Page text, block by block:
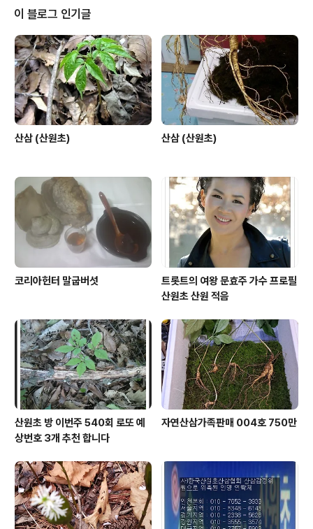
6 누가 나와 춤추고 싶어도 누가 나와 노래하고파도 누가
됐든 같이 할 수 있어 Oh-o-o * 6 누구이건 (black * 4)
어디에서 살 건 (white * 4) 뭘 하면서 살 ..
이 블로그 인기글
산삼 (산원초) 산삼 (산원초)
코리아헌터 말굽버섯
트롯트의 여왕 문효주 가수 프로필
산원초 산원 적음
산원초 방 이번주 540회 로또 예
상번호 3개 추천 합니다
자연산삼가족판매 004호 750만